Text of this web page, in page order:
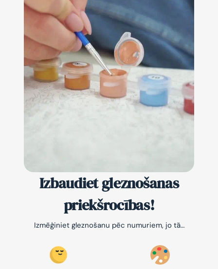
Izbaudiet gleznošanas
priekšrocības!
Izmēģiniet gleznošanu pēc numuriem, jo tā…